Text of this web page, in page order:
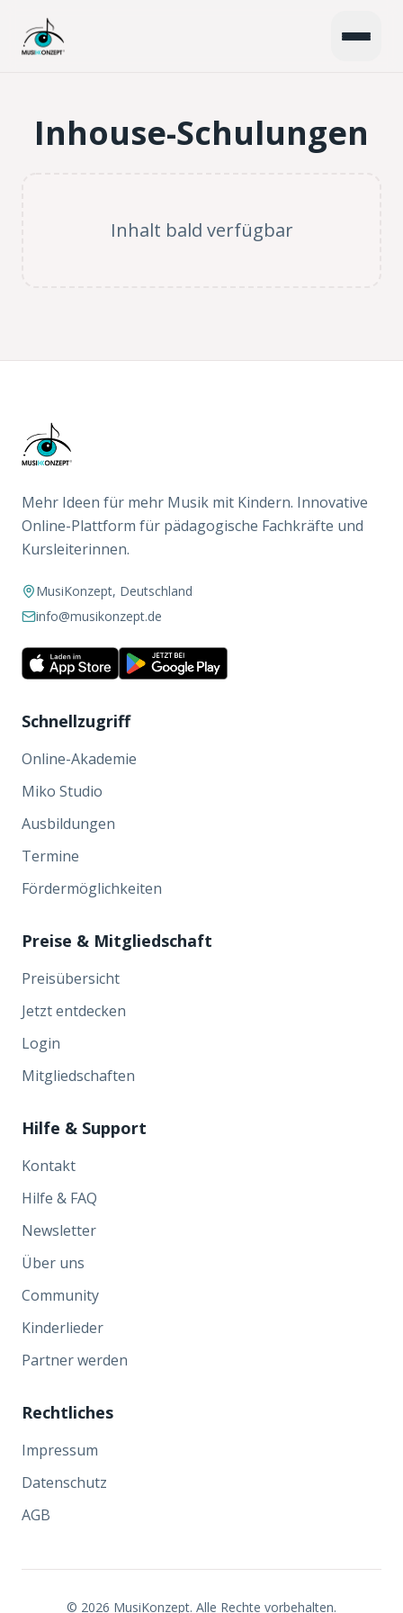
Inhouse-Schulungen
Inhalt bald verfügbar
Mehr Ideen für mehr Musik mit Kindern. Innovative
Online-Plattform für pädagogische Fachkräfte und
Kursleiterinnen.
MusiKonzept, Deutschland
info@musikonzept.de
Schnellzugriff
Online-Akademie
Miko Studio
Ausbildungen
Termine
Fördermöglichkeiten
Preise & Mitgliedschaft
Preisübersicht
Jetzt entdecken
Login
Mitgliedschaften
Hilfe & Support
Kontakt
Hilfe & FAQ
Newsletter
Über uns
Community
Kinderlieder
Partner werden
Rechtliches
Impressum
Datenschutz
AGB
© 2026 MusiKonzept. Alle Rechte vorbehalten.